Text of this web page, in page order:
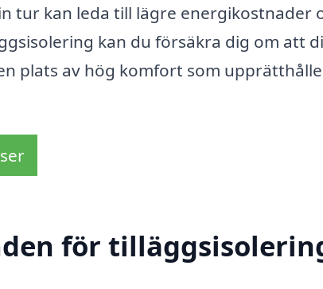
tur kan leda till lägre energikostnader
kan du försäkra dig om att
plats av hög komfort som
för